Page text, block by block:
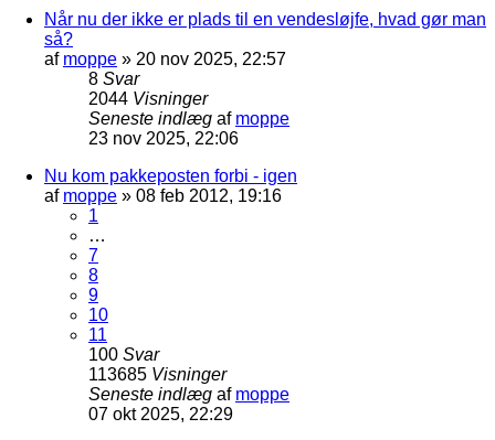
Når nu der ikke er plads til en vendesløjfe, hvad gør man
så?
af moppe » 20 nov 2025, 22:57
8 Svar
2044 Visninger
Seneste indlæg af moppe
23 nov 2025, 22:06
Nu kom pakkeposten forbi - igen
af moppe » 08 feb 2012, 19:16
1
…
7
8
9
10
11
100 Svar
113685 Visninger
Seneste indlæg af moppe
07 okt 2025, 22:29